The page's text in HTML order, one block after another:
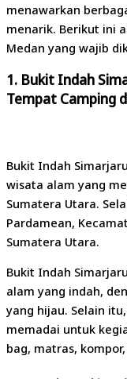
menawarkan
menarik. Berikut ini
Medan yang wajib
1. Bukit Indah
Tempat Camping
Bukit Indah
wisata alam yang
Sumatera Utara.
Pardamean,
Sumatera Utara.
Bukit Indah
alam yang indah,
yang hijau. Selain
memadai untuk
bag, matras,